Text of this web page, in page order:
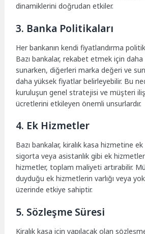
dinamiklerini doğrudan etkiler.
3. Banka Politikaları
Her bankanın kendi fiyatlandırma
Bazı bankalar, rekabet etmek için
sunarken, diğerleri marka değeri ve
daha yüksek fiyatlar belirleyebilir. Bu
kuruluşun genel stratejisi ve müşteri
ücretlerini etkileyen önemli unsurlardır.
4. Ek Hizmetler
Bazı bankalar, kiralık kasa hizmetine
sigorta veya asistanlık gibi ek
hizmetler, toplam maliyeti artırabilir.
duyduğu ek hizmetlerin varlığı veya
üzerinde etkiye sahiptir.
5. Sözleşme Süresi
Kiralık kasa için yapılacak olan